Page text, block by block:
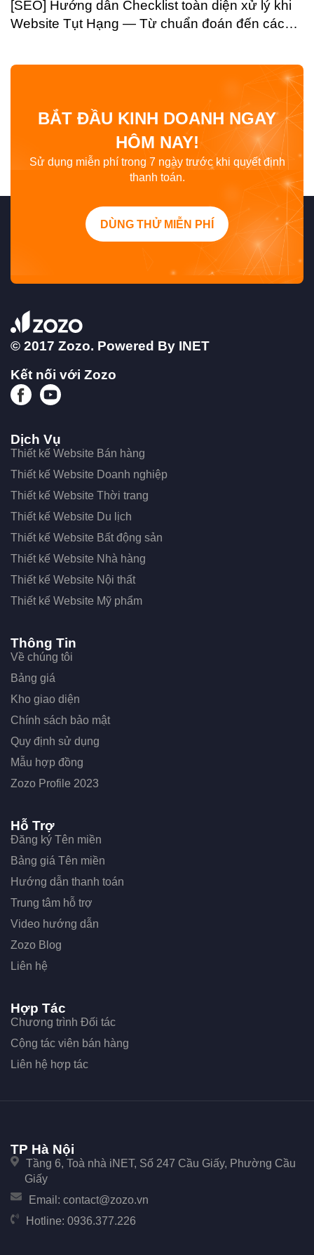
[SEO] Hướng dẫn Checklist toàn diện xử lý khi
Website Tụt Hạng — Từ chuẩn đoán đến các
BẮT ĐẦU KINH DOANH NGAY
HÔM NAY!
Sử dụng miễn phí trong 7 ngày trước khi quyết định
thanh toán.
DÙNG THỬ MIỄN PHÍ
© 2017 Zozo. Powered By INET
Kết nối với Zozo
Dịch Vụ
Thiết kế Website Bán hàng
Thiết kế Website Doanh nghiệp
Thiết kế Website Thời trang
Thiết kế Website Du lịch
Thiết kế Website Bất động sản
Thiết kế Website Nhà hàng
Thiết kế Website Nội thất
Thiết kế Website Mỹ phẩm
Thông Tin
Về chúng tôi
Bảng giá
Kho giao diện
Chính sách bảo mật
Quy định sử dụng
Mẫu hợp đồng
Zozo Profile 2023
Hỗ Trợ
Đăng ký Tên miền
Bảng giá Tên miền
Hướng dẫn thanh toán
Trung tâm hỗ trợ
Video hướng dẫn
Zozo Blog
Liên hệ
Hợp Tác
Chương trình Đối tác
Cộng tác viên bán hàng
Liên hệ hợp tác
TP Hà Nội
Tầng 6, Toà nhà iNET, Số 247 Cầu Giấy, Phường Cầu
Giấy
Email: contact@zozo.vn
Hotline: 0936.377.226